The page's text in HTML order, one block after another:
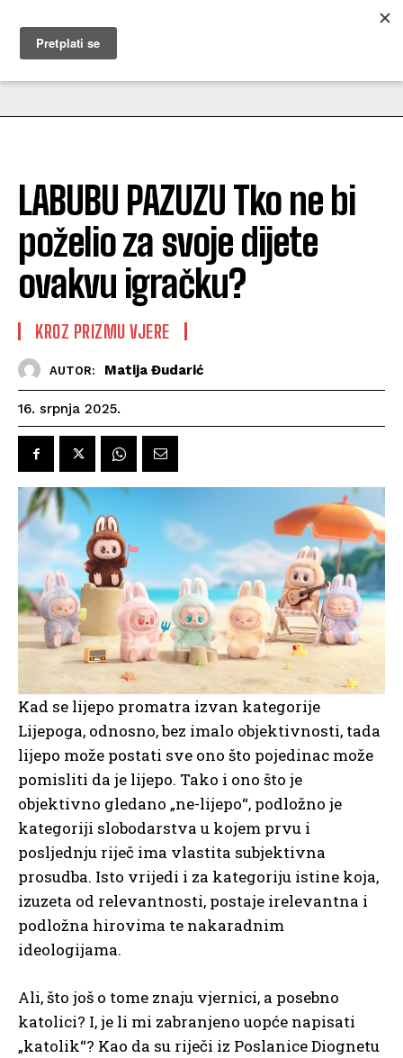
MUŽEVNI BUDITE
LABUBU PAZUZU Tko ne bi
poželio za svoje dijete
ovakvu igračku?
KROZ PRIZMU VJERE
AUTOR: Matija Đudarić
16. srpnja 2025.
Kad se lijepo promatra izvan kategorije
Lijepoga, odnosno, bez imalo objektivnosti, tada
lijepo može postati sve ono što pojedinac može
pomisliti da je lijepo. Tako i ono što je
objektivno gledano „ne-lijepo“, podložno je
kategoriji slobodarstva u kojem prvu i
posljednju riječ ima vlastita subjektivna
prosudba. Isto vrijedi i za kategoriju istine koja,
izuzeta od relevantnosti, postaje irelevantna i
podložna hirovima te nakaradnim
ideologijama.
Ali, što još o tome znaju vjernici, a posebno
katolici? I, je li mi zabranjeno uopće napisati
„katolik“? Kao da su riječi iz Poslanice Diognetu